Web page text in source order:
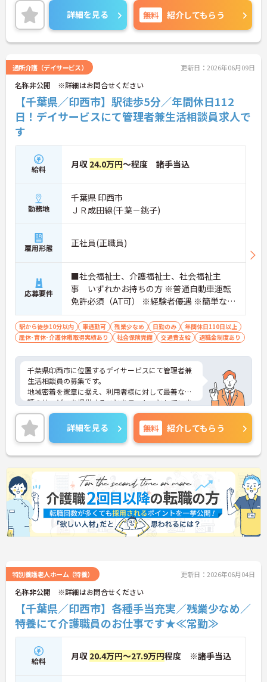
の交通費や宿泊費も会社が負担するため安心してス
タートできます。想定年収638万円と高い給与水準
に加え、決算賞与や資格取得費用の全額補助など還
元率の高さが魅力です。緊急時を除き基本日勤のみ
もしっかり確保できます。確定給付企業年金や1食2
00円程度の食事補助、会員制高級リゾートの利用な
ど、独自の福利厚生も大変充実しています。有資格
者の方にご自身の経験を活かしながら、充実した待
遇のもとで新しい施設を作り上げるやりがいを感じ
ていただける大変おすすめの求人となっておりま
【安定した高収入と充実の福利厚生】
・想定年収638万円と高い給与水準に加えて業績に
よる決算賞与の支給があります
・確定給付企業年金への加入や勤続3年以上の退職
金制度など将来に向けた備えができます
・1食200円程度の食事補助や会員制リゾート施設の
利用など嬉しい待遇が揃っております
【ワークライフバランスを大切にできる環境】
・年間休日110日のほかご自身の誕生月に1日取得で
きる誕生日休暇があります ・産休育休や子どもの看
護休暇などライフステージの変化に合わせて柔軟に
【手厚いサポートとキャリアアップ体制】
・入職後は既存施設にて業務の流れを学べる現場研
修があるため安心して就業できます
・働きながら上位資格を目指せる費用全額負担の資
格取得支援制度があります ・施設長としてスタッフ
採用や運営管理など経営に近いポジションでご活躍
いただけます
詳細を見る 無料 紹介してもらう
通所介護（デイサービス） 更新日：2026年06月09日
名称非公開 ※詳細はお問合せください
【千葉県／印西市】駅徒歩5分／年間休日112
日！デイサービスにて管理者兼生活相談員求人で
す
給料 月収 24.0万円～程度 諸手当込
勤務地
千葉県 印西市
ＪＲ成田線(千葉－銚子)
雇用形態 正社員(正職員)
応募要件
■社会福祉士、介護福祉士、社会福祉主
事 いずれかお持ちの方 ※普通自動車運転
免許必須（AT可） ※経験者優遇 ※簡単なP
C入力ができる方
駅から徒歩10分以内 車通勤可 残業少なめ 日勤のみ
年間休日110日以上
産休･育休･介護休暇取得実績あり
社会保険完備 交通費支給 退職金制度あり
千葉県印西市に位置するデイサービスにて管理者兼
生活相談員の募集です。
地域密着を憲章に据え、利用者様に対して最善な介
護のサービスを提供することをモットーとしていま
す。
ご興味のある方には、面接対策ポイントなど、さら
に詳細をお話しいたしますので、お気軽にご相談く
ださい。
詳細を見る 無料 紹介してもらう
特別養護老人ホーム（特養） 更新日：2026年06月04日
名称非公開 ※詳細はお問合せください
【千葉県／印西市】各種手当充実／残業少なめ／
特養にて介護職員のお仕事です★≪常勤≫
給料 月収 20.4万円～27.9万円程度 ※諸手当込